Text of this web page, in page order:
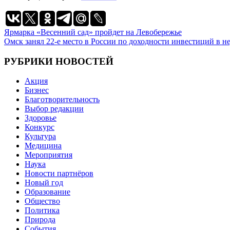
Навигация
по
записям
Ярмарка «Весенний сад» пройдет на Левобережье
Омск занял 22-е место в России по доходности инвестиций в
РУБРИКИ НОВОСТЕЙ
Акция
Бизнес
Благотворительность
Выбор редакции
Здоровье
Конкурс
Культура
Медицина
Мероприятия
Наука
Новости партнёров
Новый год
Образование
Общество
Политика
Природа